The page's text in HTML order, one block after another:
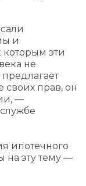
и
которым эти
не
прав, он
—
ипотечного
на эту тему —